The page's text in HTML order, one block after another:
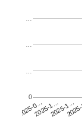
2025-0…2025-1…2025-1…
0